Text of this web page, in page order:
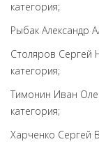
категория;
Рыбак Александр
Столяров Сергей
категория;
Тимонин Иван
категория;
Харченко Сергей